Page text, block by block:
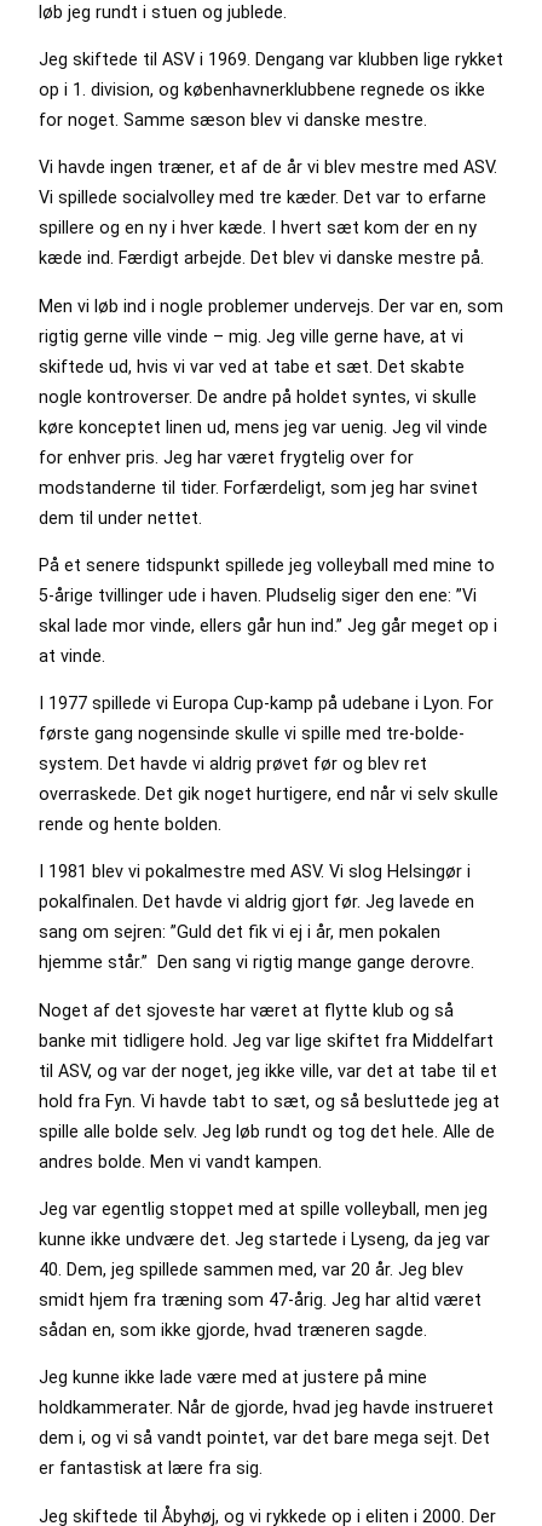
løb jeg rundt i stuen og jublede.
Jeg skiftede til ASV i 1969. Dengang var klubben lige rykket
op i 1. division, og københavnerklubbene regnede os ikke
for noget. Samme sæson blev vi danske mestre.
Vi havde ingen træner, et af de år vi blev mestre med ASV.
Vi spillede socialvolley med tre kæder. Det var to erfarne
spillere og en ny i hver kæde. I hvert sæt kom der en ny
kæde ind. Færdigt arbejde. Det blev vi danske mestre på.
Men vi løb ind i nogle problemer undervejs. Der var en, som
rigtig gerne ville vinde – mig. Jeg ville gerne have, at vi
skiftede ud, hvis vi var ved at tabe et sæt. Det skabte
nogle kontroverser. De andre på holdet syntes, vi skulle
køre konceptet linen ud, mens jeg var uenig. Jeg vil vinde
for enhver pris. Jeg har været frygtelig over for
modstanderne til tider. Forfærdeligt, som jeg har svinet
dem til under nettet.
På et senere tidspunkt spillede jeg volleyball med mine to
5-årige tvillinger ude i haven. Pludselig siger den ene: ”Vi
skal lade mor vinde, ellers går hun ind.” Jeg går meget op i
at vinde.
I 1977 spillede vi Europa Cup-kamp på udebane i Lyon. For
første gang nogensinde skulle vi spille med tre-bolde-
system. Det havde vi aldrig prøvet før og blev ret
overraskede. Det gik noget hurtigere, end når vi selv skulle
rende og hente bolden.
I 1981 blev vi pokalmestre med ASV. Vi slog Helsingør i
pokalfinalen. Det havde vi aldrig gjort før. Jeg lavede en
sang om sejren: ”Guld det fik vi ej i år, men pokalen
hjemme står.” Den sang vi rigtig mange gange derovre.
Noget af det sjoveste har været at flytte klub og så
banke mit tidligere hold. Jeg var lige skiftet fra Middelfart
til ASV, og var der noget, jeg ikke ville, var det at tabe til et
hold fra Fyn. Vi havde tabt to sæt, og så besluttede jeg at
spille alle bolde selv. Jeg løb rundt og tog det hele. Alle de
andres bolde. Men vi vandt kampen.
Jeg var egentlig stoppet med at spille volleyball, men jeg
kunne ikke undvære det. Jeg startede i Lyseng, da jeg var
40. Dem, jeg spillede sammen med, var 20 år. Jeg blev
smidt hjem fra træning som 47-årig. Jeg har altid været
sådan en, som ikke gjorde, hvad træneren sagde.
Jeg kunne ikke lade være med at justere på mine
holdkammerater. Når de gjorde, hvad jeg havde instrueret
dem i, og vi så vandt pointet, var det bare mega sejt. Det
er fantastisk at lære fra sig.
Jeg skiftede til Åbyhøj, og vi rykkede op i eliten i 2000. Der